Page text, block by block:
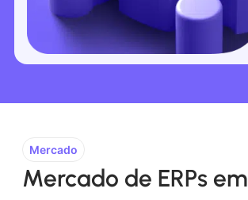
Mercado
Mercado de ERPs em